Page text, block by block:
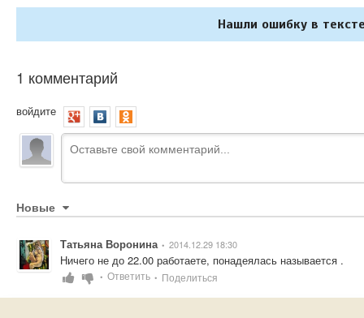
Нашли ошибку в
1 комментарий
войдите
Новые
Татьяна Воронина • 2014.12.29 18:30
Ничего не до 22.00 работаете, понадеялась называется .
• Ответить • Поделиться